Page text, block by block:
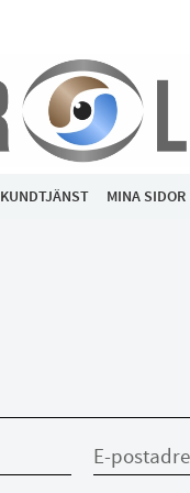
KUNDTJÄNST MINA SIDOR